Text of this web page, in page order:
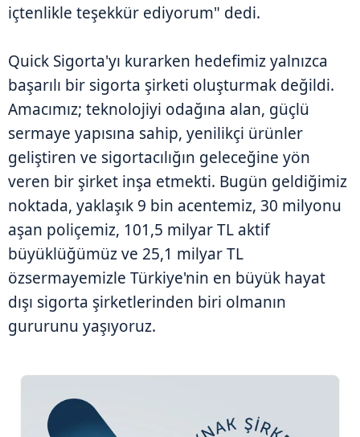
içtenlikle teşekkür ediyorum" dedi.
Quick Sigorta'yı kurarken hedefimiz yalnızca
başarılı bir sigorta şirketi oluşturmak değildi.
Amacımız; teknolojiyi odağına alan, güçlü
sermaye yapısına sahip, yenilikçi ürünler
geliştiren ve sigortacılığın geleceğine yön
veren bir şirket inşa etmekti. Bugün geldiğimiz
noktada, yaklaşık 9 bin acentemiz, 30 milyonu
aşan poliçemiz, 101,5 milyar TL aktif
büyüklüğümüz ve 25,1 milyar TL
özsermayemizle Türkiye'nin en büyük hayat
dışı sigorta şirketlerinden biri olmanın
gururunu yaşıyoruz.